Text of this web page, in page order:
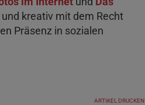
kreativ mit dem Recht
Präsenz in sozialen
ARTIKEL DRUCKEN